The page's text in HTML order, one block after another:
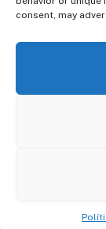
consent, may